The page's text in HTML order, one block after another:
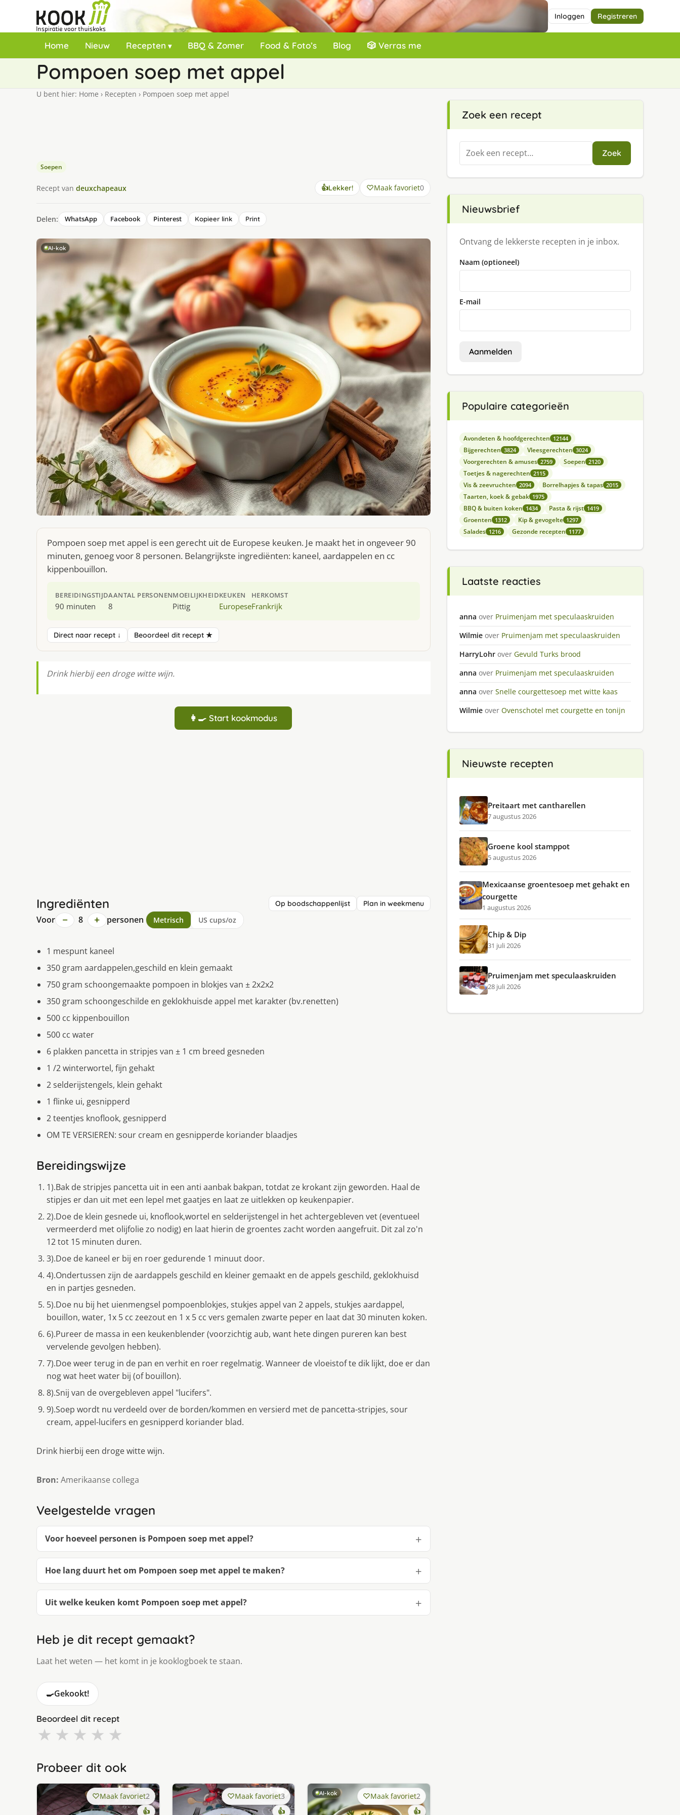
Inloggen Registreren
Home Nieuw Recepten BBQ & Zomer Food & Foto’s Blog 🎲 Verras me
Pompoen soep met appel
U bent hier: Home › Recepten › Pompoen soep met appel
Soepen
Recept van deuxchapeaux 👍Lekker! Maak favoriet0
Delen: WhatsApp Facebook Pinterest Kopieer link Print
AI-kok
Pompoen soep met appel is een gerecht uit de Europese keuken. Je maakt het in ongeveer 90
minuten, genoeg voor 8 personen. Belangrijkste ingrediënten: kaneel, aardappelen en cc
kippenbouillon.
BEREIDINGSTIJD
90 minuten
AANTAL PERSONEN
8
MOEILIJKHEID
Pittig
KEUKEN
Europese
HERKOMST
Frankrijk
Direct naar recept ↓ Beoordeel dit recept ★
Drink hierbij een droge witte wijn.
👩‍🍳 Start kookmodus
Ingrediënten Op boodschappenlijst Plan in weekmenu
Voor − 8 + personen Metrisch US cups/oz
1 mespunt kaneel
350 gram aardappelen,geschild en klein gemaakt
750 gram schoongemaakte pompoen in blokjes van ± 2x2x2
350 gram schoongeschilde en geklokhuisde appel met karakter (bv.renetten)
500 cc kippenbouillon
500 cc water
6 plakken pancetta in stripjes van ± 1 cm breed gesneden
1 /2 winterwortel, fijn gehakt
2 selderijstengels, klein gehakt
1 flinke ui, gesnipperd
2 teentjes knoflook, gesnipperd
OM TE VERSIEREN: sour cream en gesnipperde koriander blaadjes
Bereidingswijze
1).Bak de stripjes pancetta uit in een anti aanbak bakpan, totdat ze krokant zijn geworden. Haal de
stipjes er dan uit met een lepel met gaatjes en laat ze uitlekken op keukenpapier.
2).Doe de klein gesnede ui, knoflook,wortel en selderijstengel in het achtergebleven vet (eventueel
vermeerderd met olijfolie zo nodig) en laat hierin de groentes zacht worden aangefruit. Dit zal zo'n
12 tot 15 minuten duren.
3).Doe de kaneel er bij en roer gedurende 1 minuut door.
4).Ondertussen zijn de aardappels geschild en kleiner gemaakt en de appels geschild, geklokhuisd
en in partjes gesneden.
5).Doe nu bij het uienmengsel pompoenblokjes, stukjes appel van 2 appels, stukjes aardappel,
bouillon, water, 1x 5 cc zeezout en 1 x 5 cc vers gemalen zwarte peper en laat dat 30 minuten koken.
6).Pureer de massa in een keukenblender (voorzichtig aub, want hete dingen pureren kan best
vervelende gevolgen hebben).
7).Doe weer terug in de pan en verhit en roer regelmatig. Wanneer de vloeistof te dik lijkt, doe er dan
nog wat heet water bij (of bouillon).
8).Snij van de overgebleven appel "lucifers".
9).Soep wordt nu verdeeld over de borden/kommen en versierd met de pancetta-stripjes, sour
cream, appel-lucifers en gesnipperd koriander blad.
Drink hierbij een droge witte wijn.
Bron: Amerikaanse collega
Veelgestelde vragen
Voor hoeveel personen is Pompoen soep met appel?
Hoe lang duurt het om Pompoen soep met appel te maken?
Uit welke keuken komt Pompoen soep met appel?
Heb je dit recept gemaakt?
Laat het weten — het komt in je kooklogboek te staan.
🍳Gekookt!
Beoordeel dit recept
★ ★ ★ ★ ★
Probeer dit ook
Maak favoriet2
👍
Maak favoriet3
👍
AI-kok Maak favoriet2
👍
Zoek een recept
Zoeken
naar:
Zoek
Nieuwsbrief
Ontvang de lekkerste recepten in je inbox.
Naam (optioneel)
E-mail
Aanmelden
Populaire categorieën
Avondeten & hoofdgerechten 12144
Bijgerechten 3824 Vleesgerechten 3024
Voorgerechten & amuses 2759 Soepen 2120
Toetjes & nagerechten 2115
Vis & zeevruchten 2094 Borrelhapjes & tapas 2015
Taarten, koek & gebak 1975
BBQ & buiten koken 1434 Pasta & rijst 1419
Groenten 1312 Kip & gevogelte 1297
Salades 1216 Gezonde recepten 1177
Laatste reacties
anna over Pruimenjam met speculaaskruiden
Wilmie over Pruimenjam met speculaaskruiden
HarryLohr over Gevuld Turks brood
anna over Pruimenjam met speculaaskruiden
anna over Snelle courgettesoep met witte kaas
Wilmie over Ovenschotel met courgette en tonijn
Nieuwste recepten
Preitaart met cantharellen
7 augustus 2026
Groene kool stamppot
5 augustus 2026
Mexicaanse groentesoep met gehakt en
courgette
1 augustus 2026
Chip & Dip
31 juli 2026
Pruimenjam met speculaaskruiden
28 juli 2026